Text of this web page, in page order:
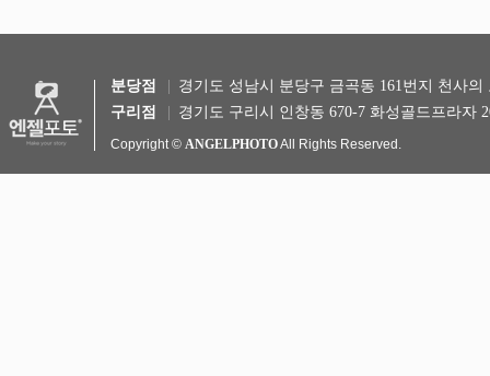
분당점
경기도 성남시 분당구 금곡동 161번지 천사
구리점
경기도 구리시 인창동 670-7 화성골드프라자
Copyright © ANGELPHOTOAll Rights Reserved.